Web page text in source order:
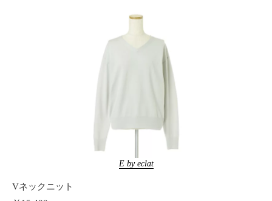
E by eclat
Vネックニット